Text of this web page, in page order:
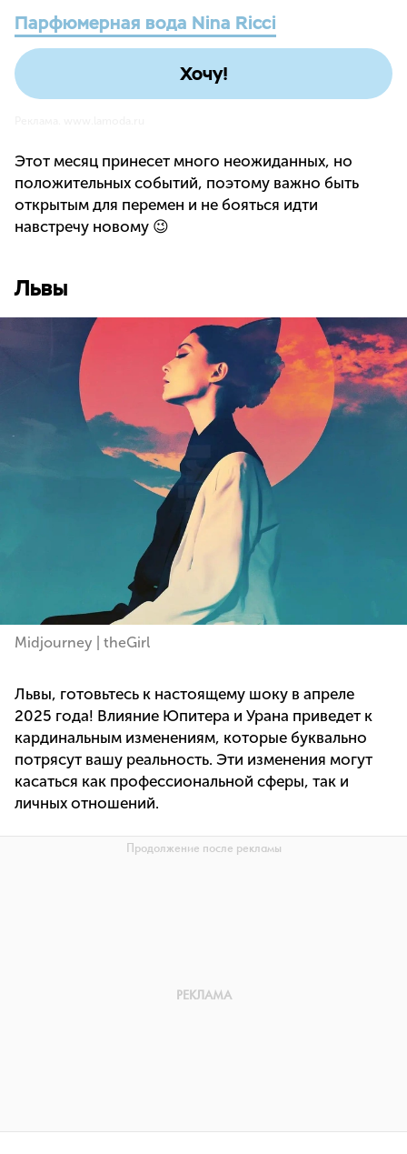
Парфюмерная вода Nina Ricci
Хочу!
Этот месяц принесет много неожиданных, но
положительных событий, поэтому важно быть
открытым для перемен и не бояться идти
навстречу новому 😉
Львы
Midjourney | theGirl
Львы, готовьтесь к настоящему шоку в апреле
2025 года! Влияние Юпитера и Урана приведет к
кардинальным изменениям, которые буквально
потрясут вашу реальность. Эти изменения могут
касаться как профессиональной сферы, так и
личных отношений.